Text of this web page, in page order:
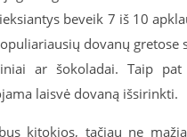
beveik 7 iš 10
dovanų
ar šokoladai. Taip
laisvė dovaną išsirinkti.
kitokios, tačiau ne